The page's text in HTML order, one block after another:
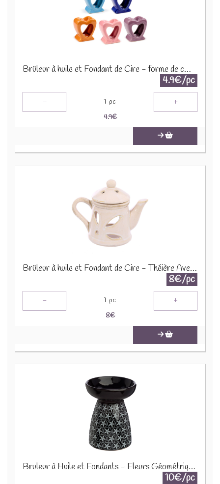
Brûleur à huile et Fondant de Cire - forme de cœur, couleur unie OB185
4.9€/pc
- 1 pc +
4.9€
Brûleur à huile et Fondant de Cire - Théière Avec Couvercle - Crème - OB196
8€/pc
- 1 pc +
8€
Bruleur à Huile et Fondants - Fleurs Géométriques Noir OB335
10€/pc